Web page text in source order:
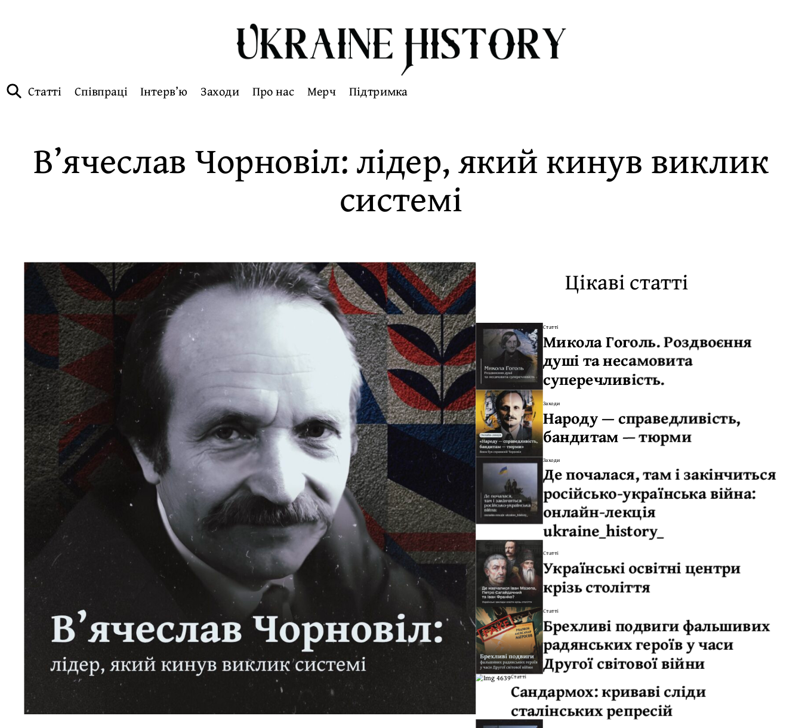
Статті Співпраці Інтерв’ю Заходи Про нас Мерч Підтримка
В’ячеслав Чорновіл: лідер, який кинув виклик
системі
Цікаві статті
Статті
Микола Гоголь. Роздвоєння
душі та несамовита
суперечливість.
Заходи
Народу — справедливість,
бандитам — тюрми
Заходи
Де почалася, там і закінчиться
російсько-українська війна:
онлайн-лекція
ukraine_history_
Статті
Українські освітні центри
крізь століття
Статті
Брехливі подвиги фальшивих
радянських героїв у часи
Другої світової війни
Статті
Сандармох: криваві сліди
сталінських репресій